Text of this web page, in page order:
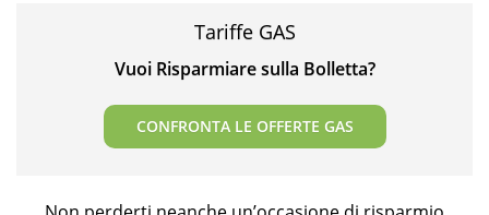
Tariffe GAS
Vuoi Risparmiare sulla Bolletta?
CONFRONTA LE OFFERTE GAS